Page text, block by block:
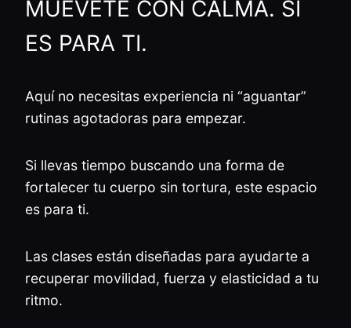
MUÉVETE CON CALMA. SÍ
ES PARA TI.
Aquí no necesitas experiencia ni “aguantar”
rutinas agotadoras para empezar.
Si llevas tiempo buscando una forma de
fortalecer tu cuerpo sin tortura, este espacio
es para ti.
Las clases están diseñadas para ayudarte a
recuperar movilidad, fuerza y elasticidad a tu
ritmo.